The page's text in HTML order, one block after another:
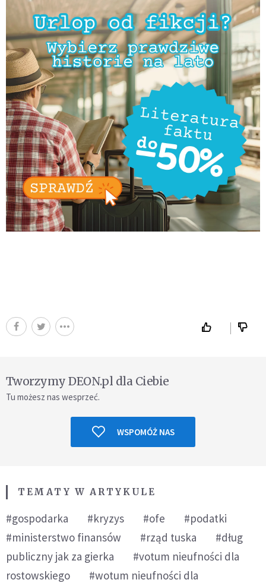
Tworzymy DEON.pl dla Ciebie
Tu możesz nas wesprzeć.
WSPOMÓŻ NAS
TEMATY W ARTYKULE
#gospodarka #kryzys #ofe
#podatki
#ministerstwo finansów
#rząd tuska
#dług
publiczny jak za gierka
#votum nieufności dla
rostowskiego
#wotum nieufności dla